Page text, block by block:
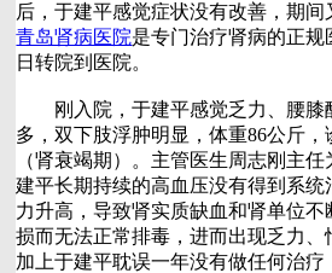
后，于建平感觉症状没有改善，期
青岛肾病医院是专门治疗肾病的正规
日转院到医院。
刚入院，于建平感觉乏力、腰膝
多，双下肢浮肿明显，体重86公斤
（肾衰竭期）。主管医生周志刚主
建平长期持续的高血压没有得到系统
力升高，导致肾实质缺血和肾单位
损而无法正常排毒，进而出现乏力
加上于建平耽误一年没有做任何治